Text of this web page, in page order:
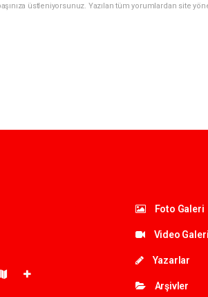
üstleniyorsunuz. Yazılan tüm yorumlardan site
Foto Galeri
Video Galeri
Yazarlar
Arşivler